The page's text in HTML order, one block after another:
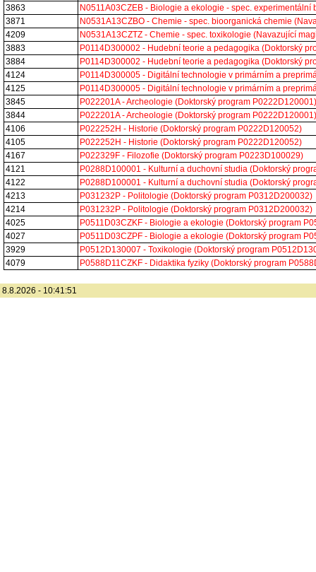
3863
N0511A03CZEB - Biologie a ekologie - spec.
3871
N0531A13CZBO - Chemie - spec. bioorganická chemie
4209
N0531A13CZTZ - Chemie - spec. toxikologie (Navazující
3883
P0114D300002 - Hudební teorie a pedagogika (Doktorský
3884
P0114D300002 - Hudební teorie a pedagogika (Doktorský
4124
P0114D300005 - Digitální technologie v primárním a
4125
P0114D300005 - Digitální technologie v primárním a
3845
P022201A - Archeologie (Doktorský program P0222D120001)
3844
P022201A - Archeologie (Doktorský program P0222D120001)
4106
P022252H - Historie (Doktorský program P0222D120052)
4105
P022252H - Historie (Doktorský program P0222D120052)
4167
P022329F - Filozofie (Doktorský program P0223D100029)
4121
P0288D100001 - Kulturní a duchovní studia (Doktorský
4122
P0288D100001 - Kulturní a duchovní studia (Doktorský
4213
P031232P - Politologie (Doktorský program P0312D200032)
4214
P031232P - Politologie (Doktorský program P0312D200032)
4025
P0511D03CZKF - Biologie a ekologie (Doktorský program
4027
P0511D03CZPF - Biologie a ekologie (Doktorský program
3929
P0512D130007 - Toxikologie (Doktorský program
4079
P0588D11CZKF - Didaktika fyziky (Doktorský program
8.8.2026 - 10:41:51